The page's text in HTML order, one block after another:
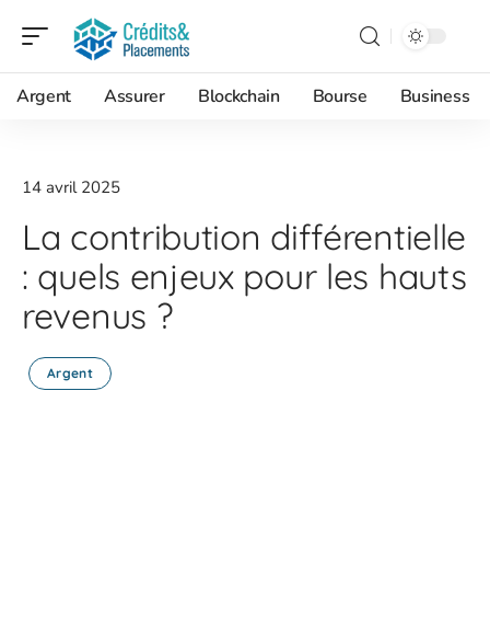
Argent Assurer Blockchain Bourse Business
14 avril 2025
La contribution différentielle
: quels enjeux pour les hauts
revenus ?
Argent